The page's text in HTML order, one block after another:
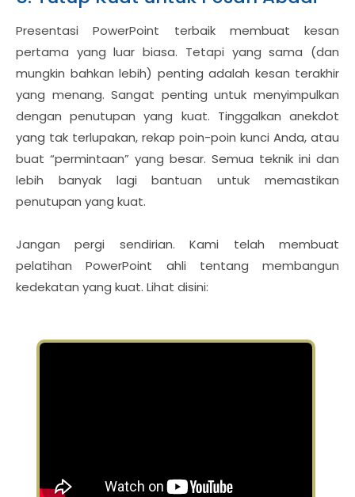
Presentasi PowerPoint terbaik membuat kesan
pertama yang luar biasa. Tetapi yang sama (dan
mungkin bahkan lebih) penting adalah kesan terakhir
yang menang. Sangat penting untuk menyimpulkan
dengan penutupan yang kuat. Tinggalkan anekdot
yang tak terlupakan, rekap poin-poin kunci Anda, atau
buat “permintaan” yang besar. Semua teknik ini dan
lebih banyak lagi bantuan untuk memastikan
penutupan yang kuat.
Jangan pergi sendirian. Kami telah membuat
pelatihan PowerPoint ahli tentang membangun
kedekatan yang kuat. Lihat disini: